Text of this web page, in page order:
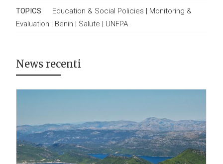
TOPICS Education & Social Policies | Monitoring &
Evaluation | Benin | Salute | UNFPA
News recenti